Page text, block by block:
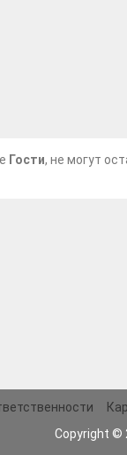
Гости, не могут
Copyright ©